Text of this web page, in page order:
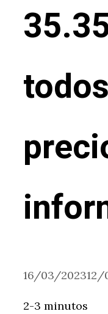
16/03/202312/
2-3 minutos